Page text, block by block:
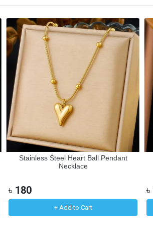
Stainless Steel Heart Ball Pendant
Necklace
৳ 180
+ Add to Cart
৳